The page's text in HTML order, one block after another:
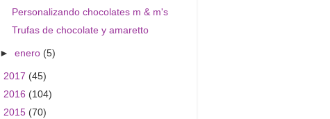
Personalizando chocolates m & m's
Trufas de chocolate y amaretto
►enero (5)
2017 (45)
2016 (104)
2015 (70)